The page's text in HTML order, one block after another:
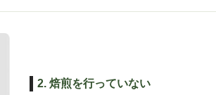
2. 焙煎を行っていない